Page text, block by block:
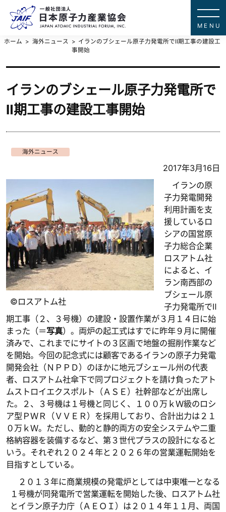
ホーム 海外ニュース
イランのブシェール原子力発電所でⅡ期工事の建設工
事開始
イランのブシェール原子力発電所で
Ⅱ期工事の建設工事開始
海外ニュース
2017年3月16日
©ロスアトム社
イランの原
子力発電開発
利用計画を支
援しているロ
シアの国営原
子力総合企業
ロスアトム社
によると、イ
ラン南西部の
ブシェール原
子力発電所でⅡ
期工事（２、３号機）の建設・設置作業が３月１４日に始
まった（＝写真）。両炉の起工式はすでに昨年９月に開催
済みで、これまでにサイトの３区画で地盤の掘削作業など
を開始。今回の記念式には顧客であるイランの原子力発電
開発会社（ＮＰＰＤ）のほかに地元ブシェール州の代表
者、ロスアトム社傘下で同プロジェクトを請け負ったアト
ムストロイエクスポルト（ＡＳＥ）社幹部などが出席し
た。２、３号機は１号機と同じく、１００万ｋＷ級のロシ
ア型ＰＷＲ（ＶＶＥＲ）を採用しており、合計出力は２１
０万ｋＷ。ただし、動的と静的両方の安全システムや二重
格納容器を装備するなど、第３世代プラスの設計になると
いう。それぞれ２０２４年と２０２６年の営業運転開始を
目指すとしている。
２０１３年に商業規模の発電炉としては中東唯一となる
１号機が同発電所で営業運転を開始した後、ロスアトム社
とイラン原子力庁（ＡＥＯＩ）は２０１４年１１月、両国